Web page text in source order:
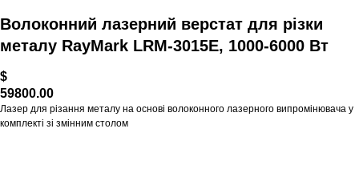
Волоконний лазерний верстат для різки
металу RayMark LRM-3015Е, 1000-6000 Вт
$
59800.00
Лазер для різання металу на основі волоконного лазерного випромінювача у
комплекті зі змінним столом